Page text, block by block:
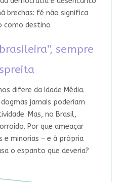
brechas: fé não significa
como destino
sempre
difere da Idade Média.
jamais poderiam
Mas, no Brasil,
Por que ameaçar
e minorias – e à própria
o espanto que deveria?